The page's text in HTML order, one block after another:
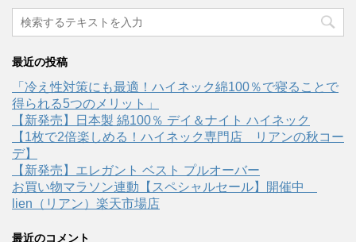
最近の投稿
「冷え性対策にも最適！ハイネック綿100％で寝ることで
得られる5つのメリット」
【新発売】日本製 綿100％ デイ＆ナイト ハイネック
【1枚で2倍楽しめる！ハイネック専門店 リアンの秋コー
デ】
【新発売】エレガント ベスト プルオーバー
お買い物マラソン連動【スペシャルセール】開催中
lien（リアン）楽天市場店
最近のコメント